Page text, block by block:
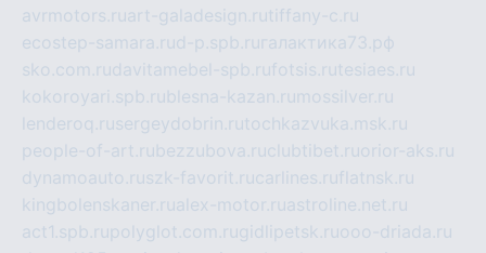
avrmotors.ruart-galadesign.rutiffany-c.ru
ecostep-samara.rud-p.spb.ru галактика73.рф
sko.com.rudavitamebel-spb.rufotsis.rutesiaes.ru
kokoroyari.spb.rublesna-kazan.ru mossilver.ru
lenderoq.rusergeydobrin.rutochkazvuka.msk.ru
people-of-art.rubezzubova.ruclubtibet.ruorior-aks.ru
dynamoauto.ruszk-favorit.rucarlines.ruflatnsk.ru
kingbolenskaner.rualex-motor.ruastroline.net.ru
act1.spb.rupolyglot.com.rugidlipetsk.ruooo-driada.ru